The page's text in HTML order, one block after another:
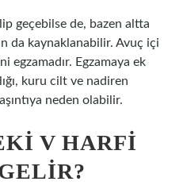
geçebilse de, bazen altta
da kaynaklanabilir. Avuç içi
egzamadır. Egzamaya ek
kuru cilt ve nadiren
neden olabilir.
V HARFI